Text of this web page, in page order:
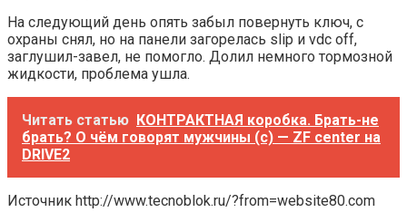
На следующий день опять забыл повернуть ключ, с
охраны снял, но на панели загорелась slip и vdc off,
заглушил-завел, не помогло. Долил немного тормозной
жидкости, проблема ушла.
Читать статью КОНТРАКТНАЯ коробка. Брать-не
брать? О чём говорят мужчины (с) — ZF center на
DRIVE2
Источник http://www.tecnoblok.ru/?from=website80.com